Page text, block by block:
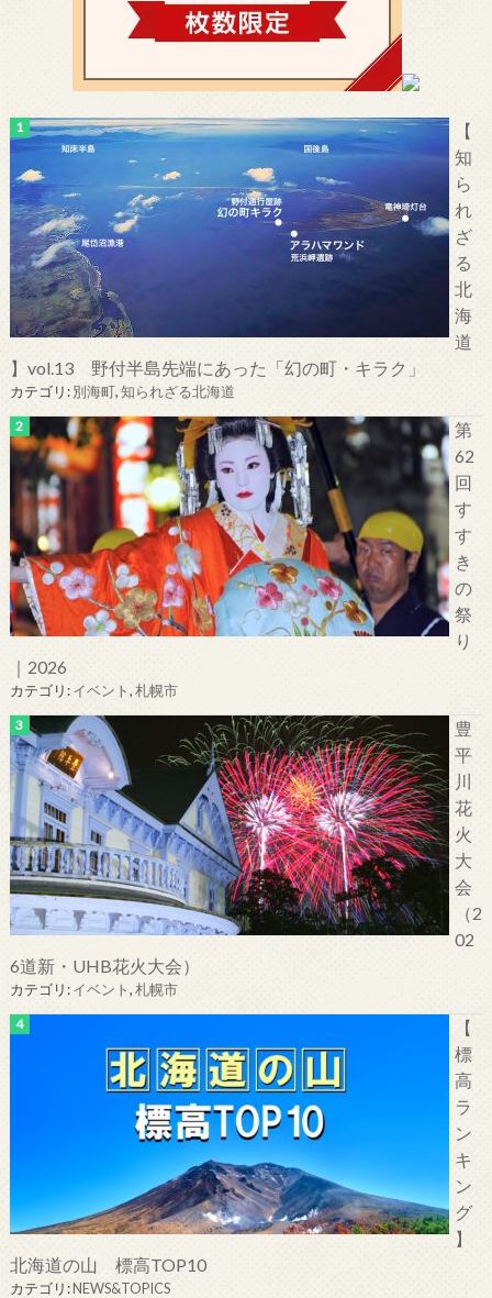
【
知
ら
れ
ざ
る
北
海
道
】vol.13 野付半島先端にあった「幻の町・キラク」
カテゴリ:別海町,知られざる北海道
第
62
回
す
す
き
の
祭
り
｜2026
カテゴリ:イベント,札幌市
豊
平
川
花
火
大
会
（2
02
6道新・UHB花火大会）
カテゴリ:イベント,札幌市
【
標
高
ラ
ン
キ
ン
グ
】
北海道の山 標高TOP10
カテゴリ:NEWS&TOPICS